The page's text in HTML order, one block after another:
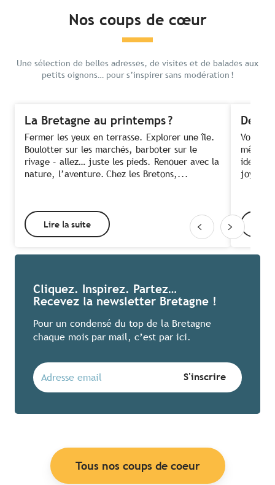
Nos coups de cœur
Une sélection de belles adresses, de visites et de balades aux
petits oignons… pour s’inspirer sans modération !
La Bretagne au printemps ?
Fermer les yeux en terrasse. Explorer une île.
Boulotter sur les marchés, barboter sur le
rivage – allez… juste les pieds. Renouer avec la
nature, l’aventure. Chez les Bretons,...
Lire la suite
Des
Voir
même
idée !
Cliquez. Inspirez. Partez…
Recevez la newsletter Bretagne !
Pour un condensé du top de la Bretagne
chaque mois par mail, c’est par ici.
Tous nos coups de coeur